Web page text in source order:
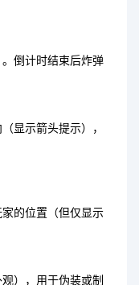
倒计时结束后炸弹
显示箭头提示），
的位置（但仅显示
），用于伪装或制